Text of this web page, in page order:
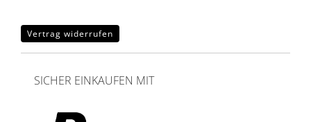
Vertrag widerrufen
SICHER EINKAUFEN MIT